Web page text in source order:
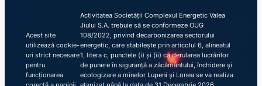
Acest site
utilizează cookie-
uri strict necesare
pentru
funcționarea
Activitatea Societății Complexul Energetic Valea
Jiului S.A. trebuie să se conformeze OUG
108/2022, privind decarbonizarea sectorului
energetic, care stabilește prin articolul 6, alineatul
1, litera c, punctele (i) și (ii) că derularea lucrărilor
de punere în siguranță a zăcământului, închidere și
ecologizare a minelor Lupeni și Lonea se va realiza